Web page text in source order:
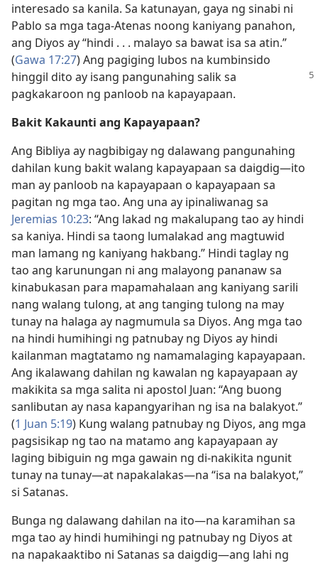
interesado sa kanila. Sa katunayan, gaya ng sinabi ni
Pablo sa mga taga-Atenas noong kaniyang panahon,
ang Diyos ay “hindi . . . malayo sa bawat isa sa atin.”
(Gawa 17:27) Ang pagiging lubos na kumbinsido
hinggil dito ay isang pangunahing salik sa
pagkakaroon ng panloob na kapayapaan.
Bakit Kakaunti ang Kapayapaan?
Ang Bibliya ay nagbibigay ng dalawang pangunahing
dahilan kung bakit walang kapayapaan sa daigdig​—ito
man ay panloob na kapayapaan o kapayapaan sa
pagitan ng mga tao. Ang una ay ipinaliwanag sa
Jeremias 10:23: “Ang lakad ng makalupang tao ay hindi
sa kaniya. Hindi sa taong lumalakad ang magtuwid
man lamang ng kaniyang hakbang.” Hindi taglay ng
tao ang karunungan ni ang malayong pananaw sa
kinabukasan para mapamahalaan ang kaniyang sarili
nang walang tulong, at ang tanging tulong na may
tunay na halaga ay nagmumula sa Diyos. Ang mga tao
na hindi humihingi ng patnubay ng Diyos ay hindi
kailanman magtatamo ng namamalaging kapayapaan.
Ang ikalawang dahilan ng kawalan ng kapayapaan ay
makikita sa mga salita ni apostol Juan: “Ang buong
sanlibutan ay nasa kapangyarihan ng isa na balakyot.”
(1 Juan 5:19) Kung walang patnubay ng Diyos, ang mga
pagsisikap ng tao na matamo ang kapayapaan ay
laging bibiguin ng mga gawain ng di-nakikita ngunit
tunay na tunay​—at napakalakas​—na “isa na balakyot,”
si Satanas.
Bunga ng dalawang dahilan na ito​—na karamihan sa
mga tao ay hindi humihingi ng patnubay ng Diyos at
na napakaaktibo ni Satanas sa daigdig​—ang lahi ng